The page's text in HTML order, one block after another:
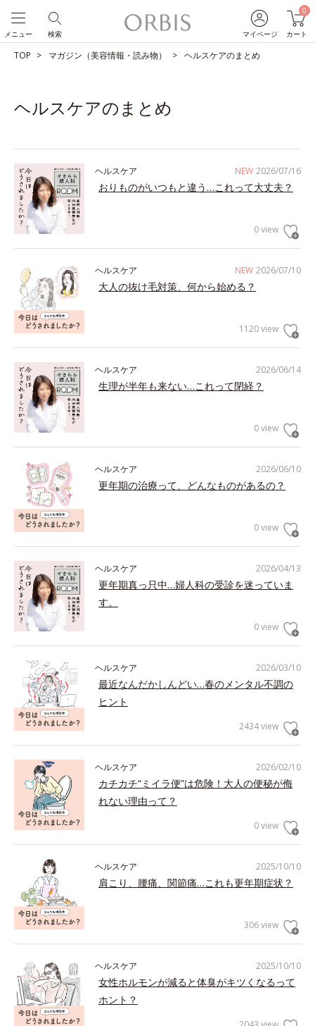
マイページ
0
カート
検索
メニュー
TOP マガジン（美容情報・読み物） ヘルスケアのまとめ
ヘルスケアのまとめ
NEW 2026/07/16
ヘルスケア
おりものがいつもと違う…これって大丈夫？
0 view
NEW 2026/07/10
ヘルスケア
大人の抜け毛対策、何から始める？
1120 view
2026/06/14
ヘルスケア
生理が半年も来ない…これって閉経？
0 view
2026/06/10
ヘルスケア
更年期の治療って、どんなものがあるの？
0 view
2026/04/13
ヘルスケア
更年期真っ只中…婦人科の受診を迷っていま
す。
0 view
2026/03/10
ヘルスケア
最近なんだかしんどい…春のメンタル不調の
ヒント
2434 view
2026/02/10
ヘルスケア
カチカチ“ミイラ便”は危険！大人の便秘が侮
れない理由って？
0 view
2025/10/10
ヘルスケア
肩こり、腰痛、関節痛…これも更年期症状？
306 view
2025/10/10
ヘルスケア
女性ホルモンが減ると体臭がキツくなるって
ホント？